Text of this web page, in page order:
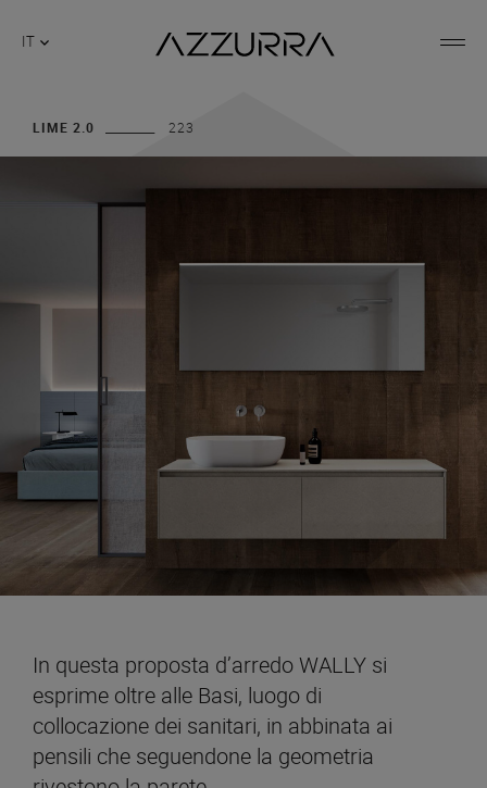
IT
LIME 2.0 223
In questa proposta d’arredo WALLY si
esprime oltre alle Basi, luogo di
collocazione dei sanitari, in abbinata ai
pensili che seguendone la geometria